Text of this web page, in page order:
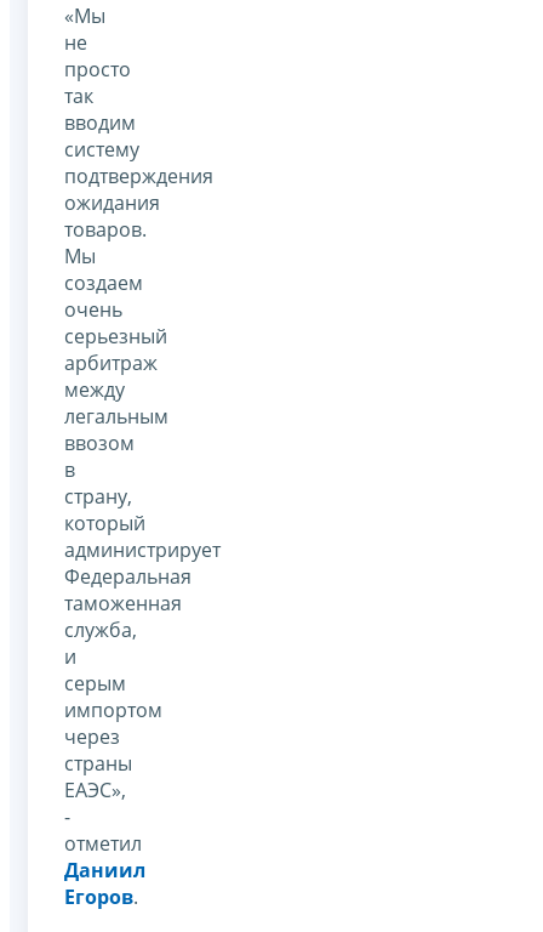
«Мы
не
просто
так
вводим
систему
подтверждения
ожидания
товаров.
Мы
создаем
очень
серьезный
арбитраж
между
легальным
ввозом
в
страну,
который
администрирует
Федеральная
таможенная
служба,
и
серым
импортом
через
страны
ЕАЭС»,
-
отметил
Даниил
Егоров.